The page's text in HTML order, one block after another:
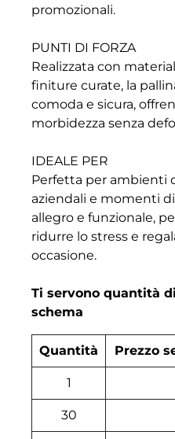
promozionali.
PUNTI DI FORZA
Realizzata con
finiture curate, la
comoda e sicura,
morbidezza senza
IDEALE PER
Perfetta per ambienti
aziendali e momenti
allegro e funzionale,
ridurre lo stress e
occasione.
Ti servono quantità
schema
Quantità Prezzo
1
30